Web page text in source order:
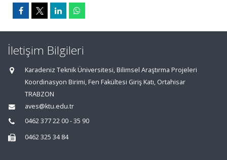
İletişim Bilgileri
Karadeniz Teknik Üniversitesi, Bilimsel Araştırma Projeleri
Koordinasyon Birimi, Fen Fakültesi Giriş Katı, Ortahisar
TRABZON
aves@ktu.edu.tr
0462 377 22 00 - 35 90
0462 325 34 84